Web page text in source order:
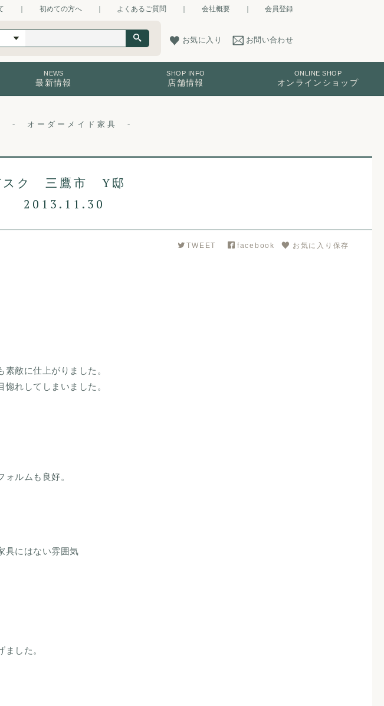
初めての方へ よくあるご質問 会社概要 会員登録
お気に入り お問い合わせ
NEWS
最新情報
SHOP INFO
店舗情報
ONLINE SHOP
オンラインショップ
オーダーメイド家具
スク 三鷹市 Y邸
2013.11.30
TWEET facebook お気に入り保存
敵に仕上がりました。
れしてしまいました。
ルムも良好。
具にはない雰囲気
した。